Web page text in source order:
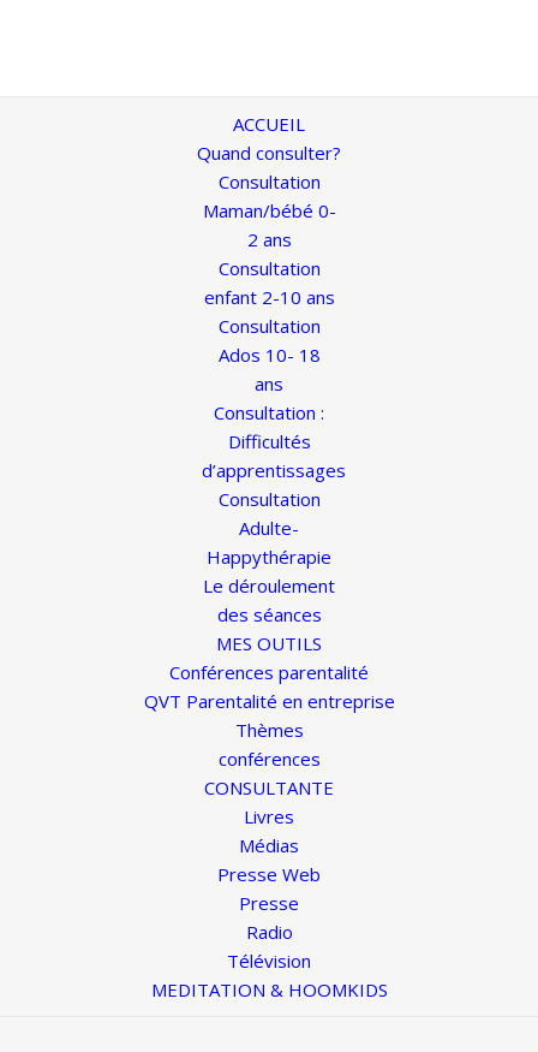
ACCUEIL
Quand consulter?
Consultation
Maman/bébé 0-
2 ans
Consultation
enfant 2-10 ans
Consultation
Ados 10- 18
ans
Consultation :
Difficultés
d’apprentissages
Consultation
Adulte-
Happythérapie
Le déroulement
des séances
MES OUTILS
Conférences parentalité
QVT Parentalité en entreprise
Thèmes
conférences
CONSULTANTE
Livres
Médias
Presse Web
Presse
Radio
Télévision
MEDITATION & HOOMKIDS